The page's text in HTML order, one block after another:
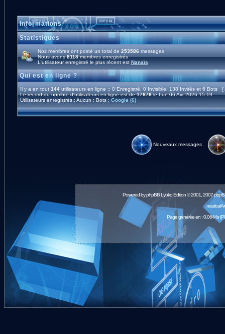
Informations
Statistiques
Nos membres ont posté un total de 253586 messages
Nous avons8118membres enregistrés
L'utilisateur enregistré le plus récent est Nanaïs
Qui est en ligne ?
Il y a en tout 144utilisateurs en ligne :: 0 Enregistré, 0 Invisible, 138 Invités et 6 Bots [
Le record du nombre d'utilisateurs en ligne est de17878le Lun 06 Avr 2026 15:19
Utilisateurs enregistrés : Aucun ; Bots : Google (6)
Nouveaux messages
Powered byphpBBLyoko Edition © 2001, 2007
Page générée en : 0.0644s